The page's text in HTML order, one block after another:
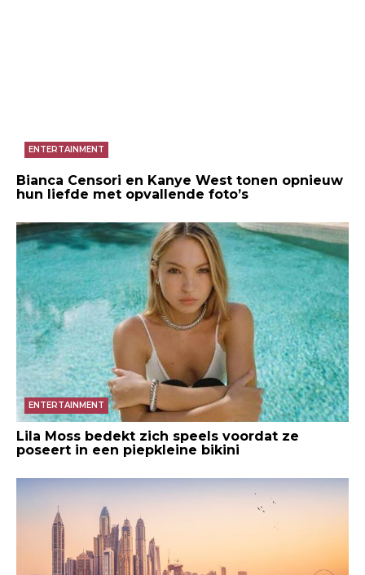
ENTERTAINMENT
Bianca Censori en Kanye West tonen opnieuw
hun liefde met opvallende foto’s
ENTERTAINMENT
Lila Moss bedekt zich speels voordat ze
poseert in een piepkleine bikini